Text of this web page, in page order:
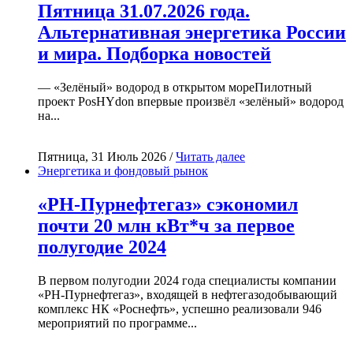
Пятница 31.07.2026 года.
Альтернативная энергетика России
и мира. Подборка новостей
— «Зелёный» водород в открытом мореПилотный
проект PosHYdon впервые произвёл «зелёный» водород
на...
Пятница, 31 Июль 2026 /Читать далее
Энергетика и фондовый рынок
«РН-Пурнефтегаз» сэкономил
почти 20 млн кВт*ч за первое
полугодие 2024
В первом полугодии 2024 года специалисты компании
«РН-Пурнефтегаз», входящей в нефтегазодобывающий
комплекс НК «Роснефть», успешно реализовали 946
мероприятий по программе...